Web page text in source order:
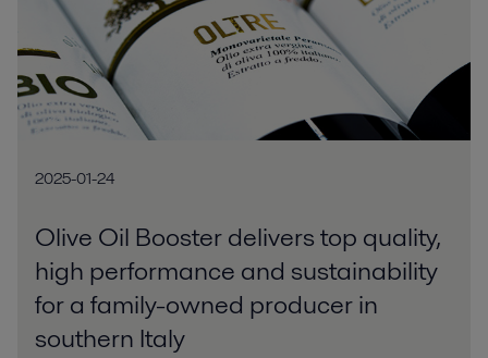
2025-01-24
Olive Oil Booster delivers top quality,
high performance and sustainability
for a family-owned producer in
southern Italy